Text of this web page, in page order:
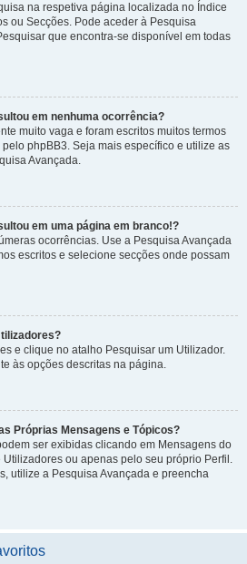
na respetiva página localizada no Índice
ou Secções. Pode aceder à Pesquisa
que encontra-se disponível em todas
em nenhuma ocorrência?
muito vaga e foram escritos muitos termos
phpBB3. Seja mais específico e utilize as
Avançada.
em uma página em branco!?
ocorrências. Use a Pesquisa Avançada
escritos e selecione secções onde possam
e clique no atalho Pesquisar um Utilizador.
às opções descritas na página.
Próprias Mensagens e Tópicos?
ser exibidas clicando em Mensagens do
ou apenas pelo seu próprio Perfil.
utilize a Pesquisa Avançada e preencha